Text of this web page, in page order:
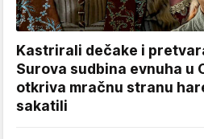
Kastrirali dečake i
Surova sudbina evnuha u
otkriva mračnu stranu
sakatili